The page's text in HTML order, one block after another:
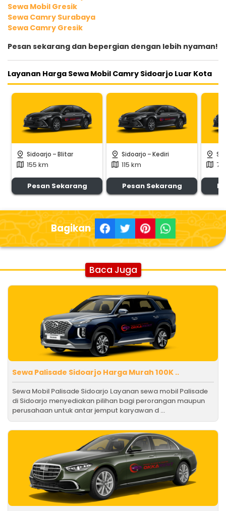
Sewa Mobil Gresik
Sewa Camry Surabaya
Sewa Camry Gresik
Pesan sekarang dan bepergian dengan lebih nyaman!
Layanan Harga Sewa Mobil Camry Sidoarjo Luar Kota
pin_drop Sidoarjo -Blitar
map 155 km
Pesan Sekarang
pin_drop Sidoarjo -Kediri
map 115 km
Pesan Sekarang
pin_drop
map
Bagikan
Baca Juga
Sewa Palisade Sidoarjo Harga Murah 100K ..
Sewa Mobil Palisade Sidoarjo Layanan sewa mobil Palisade
di Sidoarjo menyediakan pilihan bagi perorangan maupun
perusahaan untuk antar jemput karyawan d ...